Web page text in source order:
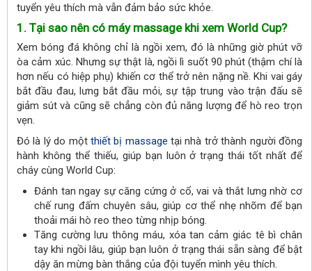
tuyển yêu thích mà vẫn đảm bảo sức khỏe.
1. Tại sao nên có máy massage khi xem World Cup?
Xem bóng đá không chỉ là ngồi xem, đó là những giờ phút vỡ
òa cảm xúc. Nhưng sự thật là, ngồi lì suốt 90 phút (thậm chí là
hơn nếu có hiệp phụ) khiến cơ thể trở nên nặng nề. Khi vai gáy
bắt đầu đau, lưng bắt đầu mỏi, sự tập trung vào trận đấu sẽ
giảm sút và cũng sẽ chẳng còn đủ năng lượng để hò reo trọn
vẹn.
Đó là lý do một thiết bị massage tại nhà trở thành người đồng
hành không thể thiếu, giúp bạn luôn ở trạng thái tốt nhất để
cháy cùng World Cup:
Đánh tan ngay sự căng cứng ở cổ, vai và thắt lưng nhờ cơ
chế rung đấm chuyên sâu, giúp cơ thể nhẹ nhõm để bạn
thoải mái hò reo theo từng nhịp bóng.
Tăng cường lưu thông máu, xóa tan cảm giác tê bì chân
tay khi ngồi lâu, giúp bạn luôn ở trạng thái sẵn sàng để bật
dậy ăn mừng bàn thắng của đội tuyển mình yêu thích.